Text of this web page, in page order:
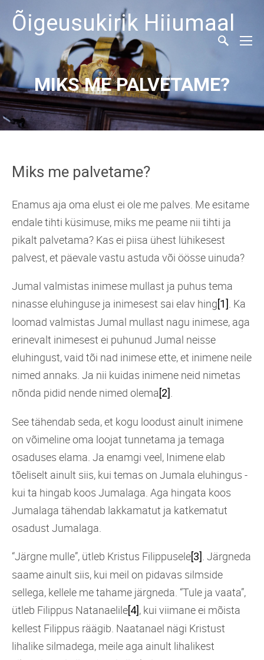
Õigeusukirik Hiiumaal
MIKS ME PALVETAME?
Miks me palvetame?
Enamus aja oma elust ei ole me palves. Me esitame
endale tihti küsimuse, miks me peame nii tihti ja
pikalt palvetama? Kas ei piisa ühest lühikesest
palvest, et päevale vastu astuda või öösse uinuda?
Jumal valmistas inimese mullast ja puhus tema
ninasse eluhinguse ja inimesest sai elav hing[1]. Ka
loomad valmistas Jumal mullast nagu inimese, aga
erinevalt inimesest ei puhunud Jumal neisse
eluhingust, vaid tõi nad inimese ette, et inimene neile
nimed annaks. Ja nii kuidas inimene neid nimetas
nõnda pidid nende nimed olema[2].
See tähendab seda, et kogu loodust ainult inimene
on võimeline oma loojat tunnetama ja temaga
osaduses elama. Ja enamgi veel, Inimene elab
tõeliselt ainult siis, kui temas on Jumala eluhingus -
kui ta hingab koos Jumalaga. Aga hingata koos
Jumalaga tähendab lakkamatut ja katkematut
osadust Jumalaga.
“Järgne mulle”, ütleb Kristus Filippusele[3]. Järgneda
saame ainult siis, kui meil on pidavas silmside
sellega, kellele me tahame järgneda. “Tule ja vaata”,
ütleb Filippus Natanaelile[4], kui viimane ei mõista
kellest Filippus räägib. Naatanael nägi Kristust
lihalike silmadega, meile aga ainult lihalikest